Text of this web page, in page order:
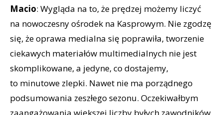
Macio: Wygląda na to, że prędzej możemy liczyć
na nowoczesny ośrodek na Kasprowym. Nie zgodzę
się, że oprawa medialna się poprawiła, tworzenie
ciekawych materiałów multimedialnych nie jest
skomplikowane, a jedyne, co dostajemy,
to minutowe zlepki. Nawet nie ma porządnego
podsumowania zeszłego sezonu. Oczekiwałbym
zaangażowania większej liczby byłych zawodników,